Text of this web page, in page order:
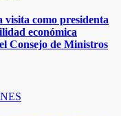
como presidenta
económica
Consejo de Ministros